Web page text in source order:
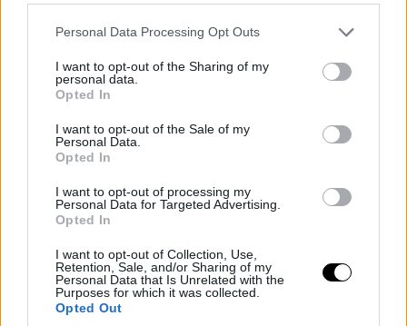
Please note that this website/app uses one or more Google
not limited to your visit or usage behaviour. You may click to
grant or deny consent to Google and its third-party tags to
use your data for below specified purposes in below Google
consent section.
Personal Data Processing Opt Outs
I want to opt-out of the Sharing of my
personal data.
Opted In
I want to opt-out of the Sale of my
Personal Data.
Opted In
I want to opt-out of processing my
Personal Data for Targeted Advertising.
Opted In
I want to opt-out of Collection, Use,
Retention, Sale, and/or Sharing of my
Personal Data that Is Unrelated with the
Purposes for which it was collected.
Opted Out